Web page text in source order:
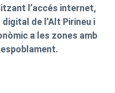
l’accés internet,
de l’Alt Pirineu i
a les zones amb